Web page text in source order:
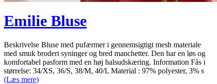
Emilie Bluse
Beskrivelse Bluse med pufærmer i gennemsigtigt mesh materiale
med smuk broderi syninger og bred manchetter. Den har en løs og
komfortabel pasform med en høj halsudskæring. Information Fås i
størrelse: 34/XS, 36/S, 38/M, 40/L Material : 97% polyester, 3% s
(Læs mere)